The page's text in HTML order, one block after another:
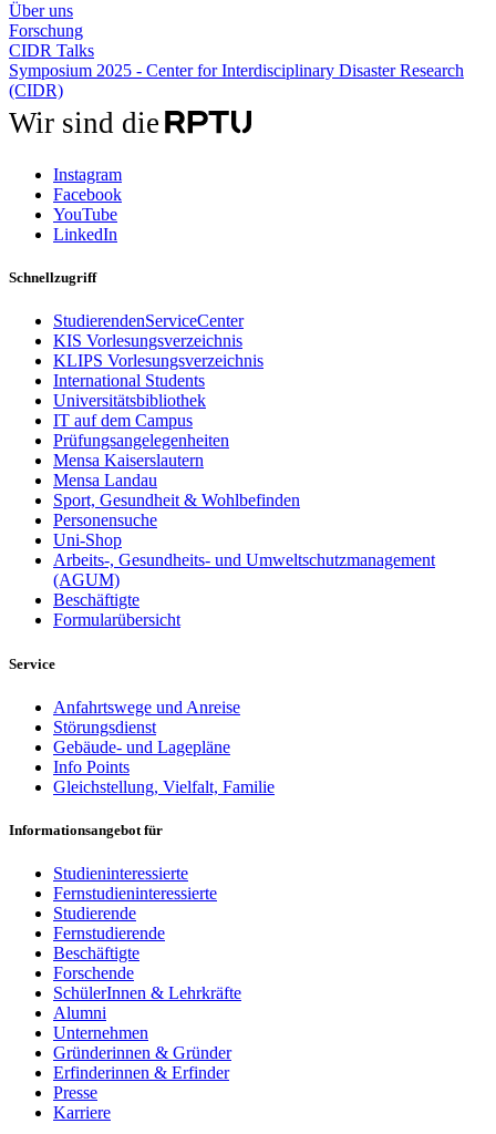
Über uns
Forschung
CIDR Talks
Symposium 2025 - Center for Interdisciplinary Disaster Research
(CIDR)
Wir sind die
Instagram
Facebook
YouTube
LinkedIn
Schnellzugriff
StudierendenServiceCenter
KIS Vorlesungsverzeichnis
KLIPS Vorlesungsverzeichnis
International Students
Universitätsbibliothek
IT auf dem Campus
Prüfungsangelegenheiten
Mensa Kaiserslautern
Mensa Landau
Sport, Gesundheit & Wohlbefinden
Personensuche
Uni-Shop
Arbeits-, Gesundheits- und Umweltschutzmanagement
(AGUM)
Beschäftigte
Formularübersicht
Service
Anfahrtswege und Anreise
Störungsdienst
Gebäude- und Lagepläne
Info Points
Gleichstellung, Vielfalt, Familie
Informationsangebot für
Studieninteressierte
Fernstudieninteressierte
Studierende
Fernstudierende
Beschäftigte
Forschende
SchülerInnen & Lehrkräfte
Alumni
Unternehmen
Gründerinnen & Gründer
Erfinderinnen & Erfinder
Presse
Karriere